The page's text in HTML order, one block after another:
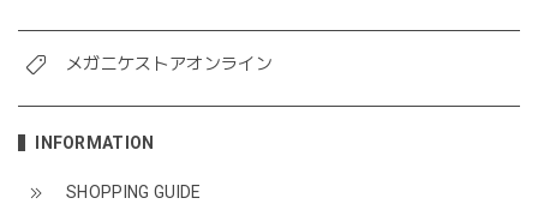
メガニケストアオンライン
INFORMATION
SHOPPING GUIDE